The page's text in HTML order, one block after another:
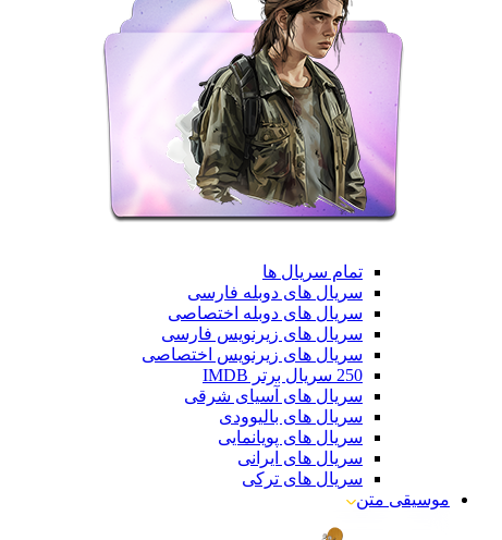
تمام سریال ها
سریال های دوبله فارسی
سریال های دوبله اختصاصی
سریال های زیرنویس فارسی
سریال های زیرنویس اختصاصی
250 سریال برتر IMDB
سریال های آسیای شرقی
سریال های بالیوودی
سریال های پویانمایی
سریال های ایرانی
سریال های ترکی
موسیقی متن